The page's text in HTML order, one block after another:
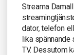
Streama
dator, telefon
lika spännande
TV. Dessutom